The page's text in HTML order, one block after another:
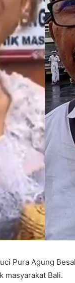
Pura Agung
masyarakat Bali.